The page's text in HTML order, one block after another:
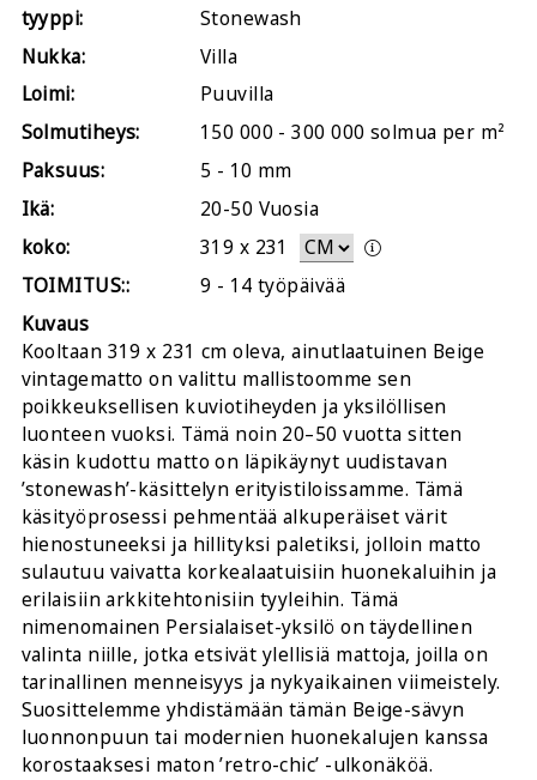
tyyppi:
Stonewash
Nukka:
Villa
Loimi:
Puuvilla
Solmutiheys:
150 000 - 300 000 solmua per m²
Paksuus:
5 - 10 mm
Ikä:
20-50 Vuosia
koko:
319 x 231
TOIMITUS::
9 - 14 työpäivää
Kuvaus
Kooltaan 319 x 231 cm oleva, ainutlaatuinen Beige
vintagematto on valittu mallistoomme sen
poikkeuksellisen kuviotiheyden ja yksilöllisen
luonteen vuoksi. Tämä noin 20–50 vuotta sitten
käsin kudottu matto on läpikäynyt uudistavan
’stonewash’-käsittelyn erityistiloissamme. Tämä
käsityöprosessi pehmentää alkuperäiset värit
hienostuneeksi ja hillityksi paletiksi, jolloin matto
sulautuu vaivatta korkealaatuisiin huonekaluihin ja
erilaisiin arkkitehtonisiin tyyleihin. Tämä
nimenomainen Persialaiset-yksilö on täydellinen
valinta niille, jotka etsivät ylellisiä mattoja, joilla on
tarinallinen menneisyys ja nykyaikainen viimeistely.
Suosittelemme yhdistämään tämän Beige-sävyn
luonnonpuun tai modernien huonekalujen kanssa
korostaaksesi maton ’retro-chic’ -ulkonäköä.